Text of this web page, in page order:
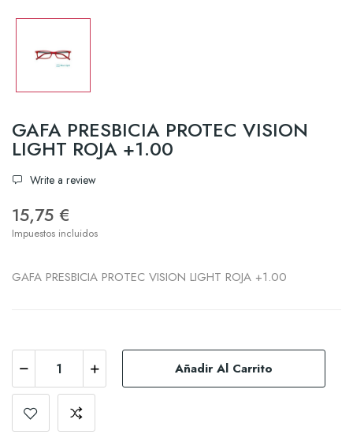
GAFA PRESBICIA PROTEC VISION
LIGHT ROJA +1.00
Write a review
15,75 €
Impuestos incluidos
GAFA PRESBICIA PROTEC VISION LIGHT ROJA +1.00
Añadir Al Carrito